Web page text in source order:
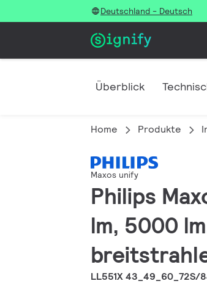
Deutschland - Deutsch
Überblick
Home Produkte
Maxos unify
Philips
lm, 5000
LL551X 43_49_60_72S/